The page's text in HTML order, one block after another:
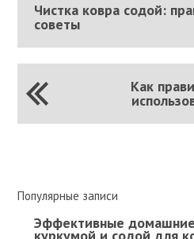
Чистка ковра содой:
советы
Как
Популярные записи
Эффективные